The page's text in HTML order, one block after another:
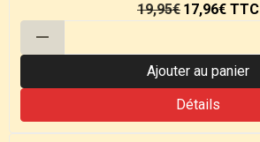
19,95€ 17,96€ TTC
Ajouter au panier
Détails